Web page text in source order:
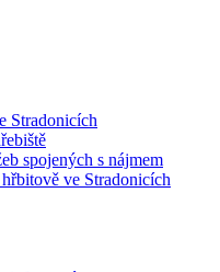
Stradonicích
spojených s nájmem
ve Stradonicích